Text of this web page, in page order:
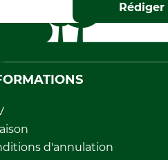
d'annulation